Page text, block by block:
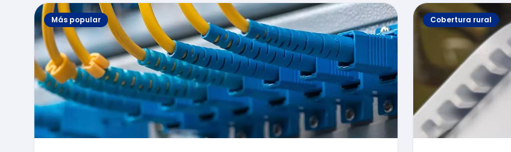
Más popular Cobertura rural